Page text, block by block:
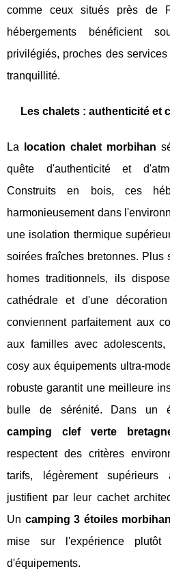
comme ceux situés près de
hébergements bénéficient
privilégiés, proches des
tranquillité.
Les chalets : authenticité et
La location chalet morbihan
quête d'authenticité et
Construits en bois, ces
harmonieusement dans
une isolation thermique
soirées fraîches bretonnes. Plus
homes traditionnels, ils
cathédrale et d'une
conviennent parfaitement aux
aux familles avec
cosy aux équipements ultra-
robuste garantit une meilleure
bulle de sérénité. Dans un
camping clef verte
respectent des critères
tarifs, légèrement supérieurs
justifient par leur cachet
Un camping 3 étoiles morbihan
mise sur l'expérience
d'équipements.